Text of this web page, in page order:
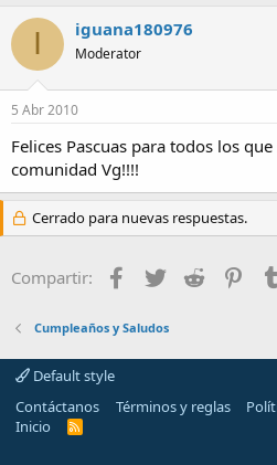
I iguana180976
Moderator
5 Abr 2010
Felices Pascuas para todos los
comunidad Vg!!!!
Cerrado para nuevas respuestas.
Compartir: Facebook
Twitter Reddit
Cumpleaños y Saludos
Default style
Contáctanos
Términos y reglas
Inicio
R